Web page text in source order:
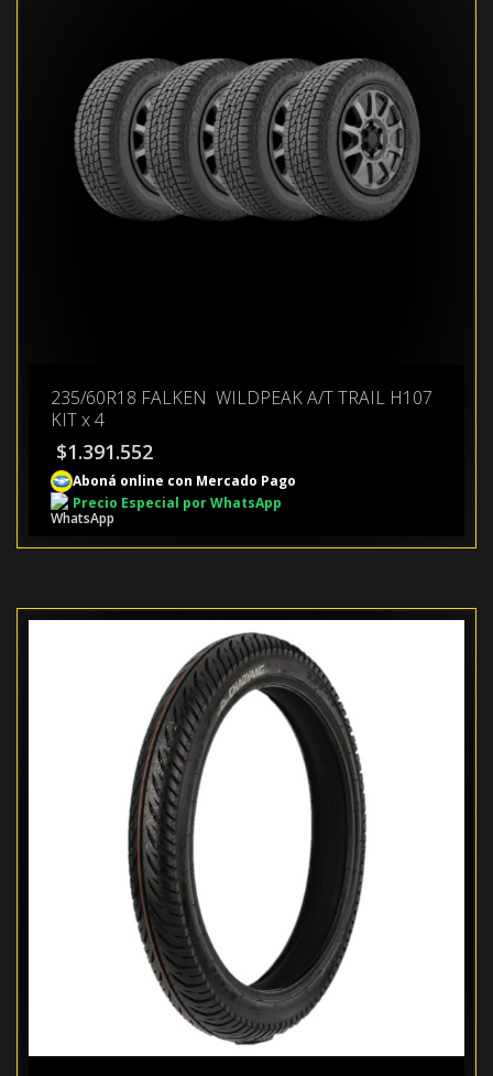
235/60R18 FALKEN WILDPEAK A/T TRAIL H107
KIT x 4
$1.391.552
Aboná online con Mercado Pago
Precio Especial por WhatsApp